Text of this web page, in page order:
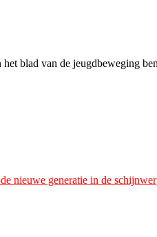
blad van de jeugdbeweging
nieuwe generatie in de